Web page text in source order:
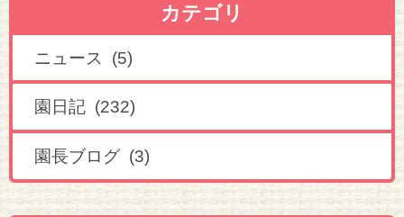
カテゴリ
ニュース (5)
園日記 (232)
園長ブログ (3)